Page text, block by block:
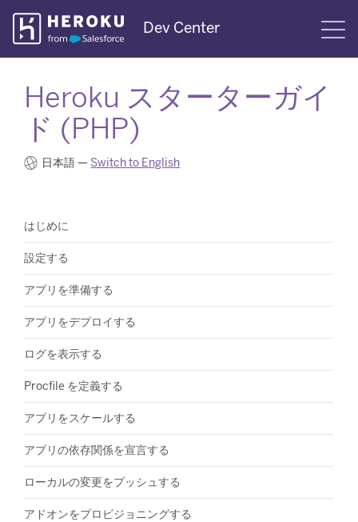
Skip
Navigation
Dev Center
Heroku スターターガイ
ド (PHP)
日本語 — Switch to English
​はじめに
​設定する
​アプリを準備する
​アプリをデプロイする
​ログを表示する
​Procfile を定義する
​アプリをスケールする
​アプリの依存関係を宣言する
​ローカルの変更をプッシュする
​アドオンをプロビジョニングする